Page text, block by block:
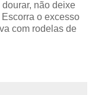
não deixe
o excesso
com rodelas de